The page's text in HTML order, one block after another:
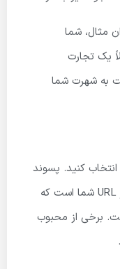
مثال، شما
یک تجارت
به شهرت شما
کنید. پسوند
دامنه سطح بالا (TLD) آخرین قسمت از URL شما است که
برخی از محبوب